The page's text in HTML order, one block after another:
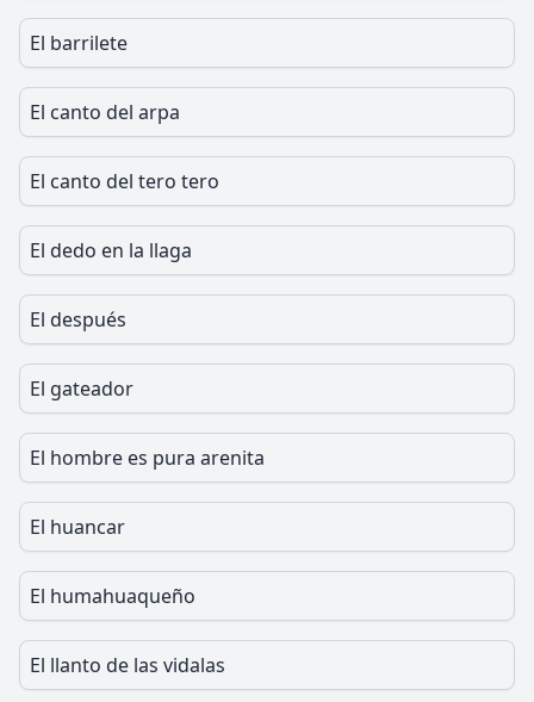
El barrilete
El canto del arpa
El canto del tero tero
El dedo en la llaga
El después
El gateador
El hombre es pura arenita
El huancar
El humahuaqueño
El llanto de las vidalas